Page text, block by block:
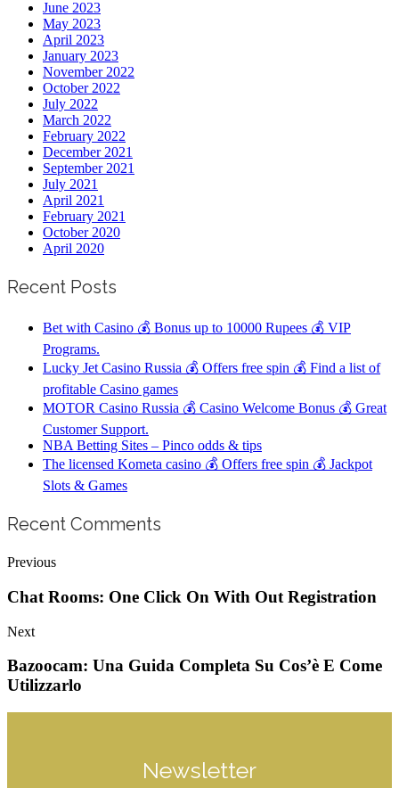
June 2023
May 2023
April 2023
January 2023
November 2022
October 2022
July 2022
March 2022
February 2022
December 2021
September 2021
July 2021
April 2021
February 2021
October 2020
April 2020
Recent Posts
Bet with Casino 💰 Bonus up to 10000 Rupees 💰 VIP
Programs.
Lucky Jet Casino Russia 💰 Offers free spin 💰 Find a list of
profitable Casino games
MOTOR Casino Russia 💰 Casino Welcome Bonus 💰 Great
Customer Support.
NBA Betting Sites – Pinco odds & tips
The licensed Kometa casino 💰 Offers free spin 💰 Jackpot
Slots & Games
Recent Comments
Previous
Chat Rooms: One Click On With Out Registration
Next
Bazoocam: Una Guida Completa Su Cos’è E Come
Utilizzarlo
Newsletter